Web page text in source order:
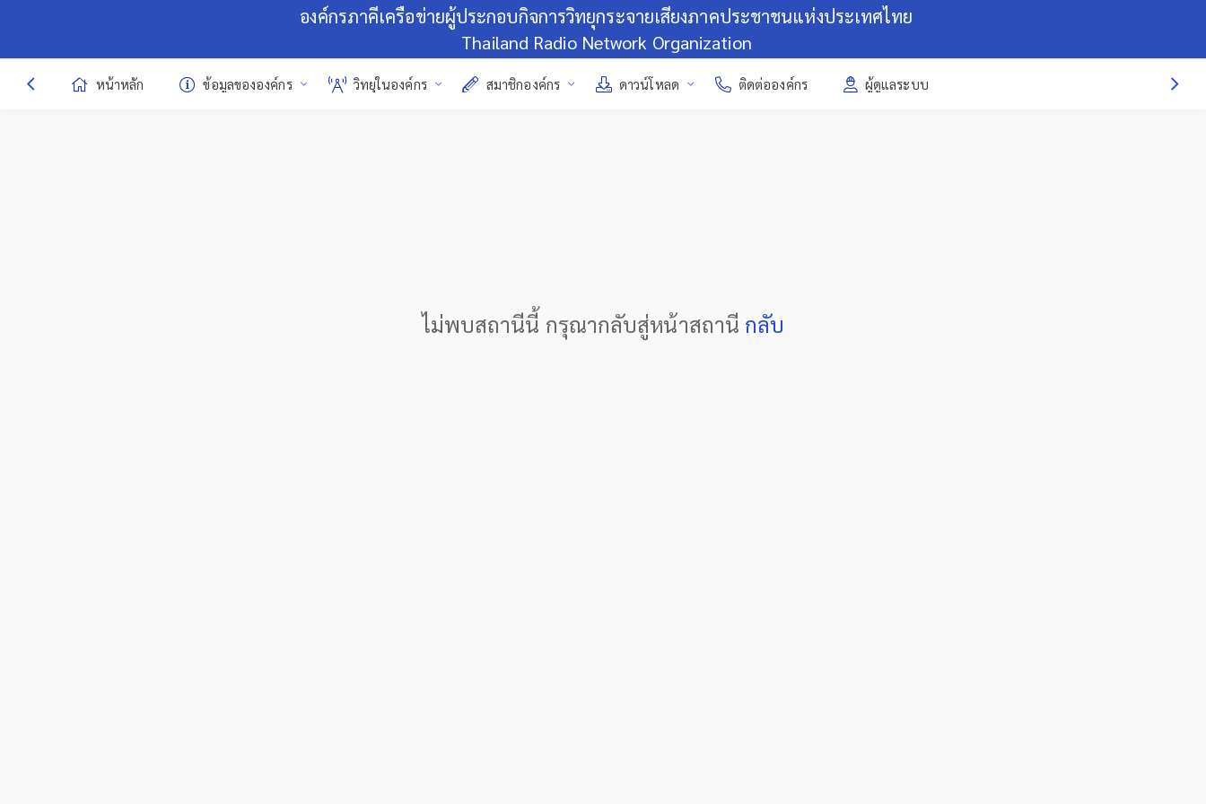
หน้าหลัก ข้อมูลขององค์กร วิทยุในองค์กร สมาชิกองค์กร ดาวน์โหลด ติดต่อองค์กร ผู้ดูแลระบบ
องค์กรภาคีเครือข่ายผู้ประกอบกิจการวิทยุกระจายเสียงภาคประชาชนแห่งประเทศไทย
Thailand Radio Network Organization
ไม่พบสถานีนี้ กรุณากลับสู่หน้าสถานี กลับ